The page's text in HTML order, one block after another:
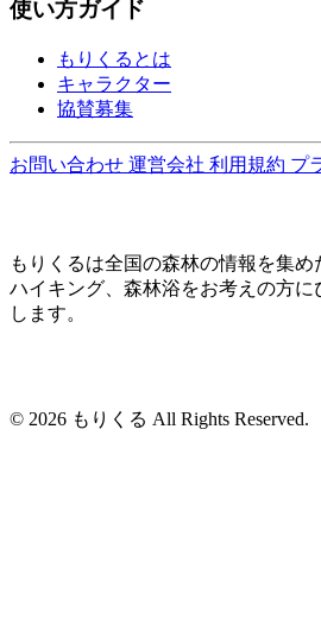
使い方ガイド
もりくるとは
キャラクター
協賛募集
お問い合わせ 運営会社 利用規約 プ
もりくるは全国の森林の情報を集め
ハイキング、森林浴をお考えの方
します。
© 2026 もりくる All Rights Reserved.